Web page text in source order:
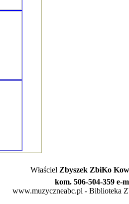
Właściel Zbyszek ZbiKo
kom. 506-504-359 e-
www.muzyczneabc.pl - Biblioteka